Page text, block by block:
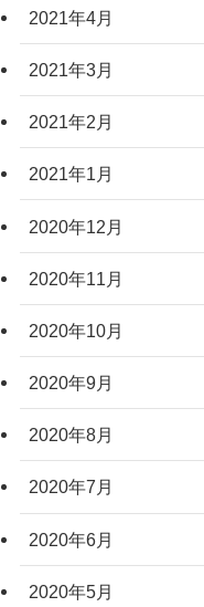
2021年4月
2021年3月
2021年2月
2021年1月
2020年12月
2020年11月
2020年10月
2020年9月
2020年8月
2020年7月
2020年6月
2020年5月